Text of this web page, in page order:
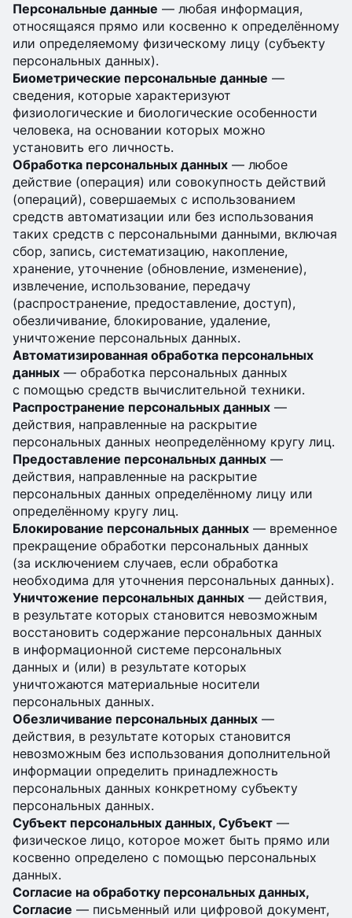
Персональные данные — любая информация,
относящаяся прямо или косвенно к определённому
или определяемому физическому лицу (субъекту
персональных данных).
Биометрические персональные данные —
сведения, которые характеризуют
физиологические и биологические особенности
человека, на основании которых можно
установить его личность.
Обработка персональных данных — любое
действие (операция) или совокупность действий
(операций), совершаемых с использованием
средств автоматизации или без использования
таких средств с персональными данными, включая
сбор, запись, систематизацию, накопление,
хранение, уточнение (обновление, изменение),
извлечение, использование, передачу
(распространение, предоставление, доступ),
обезличивание, блокирование, удаление,
уничтожение персональных данных.
Автоматизированная обработка персональных
данных — обработка персональных данных
с помощью средств вычислительной техники.
Распространение персональных данных —
действия, направленные на раскрытие
персональных данных неопределённому кругу лиц.
Предоставление персональных данных —
действия, направленные на раскрытие
персональных данных определённому лицу или
определённому кругу лиц.
Блокирование персональных данных — временное
прекращение обработки персональных данных
(за исключением случаев, если обработка
необходима для уточнения персональных данных).
Уничтожение персональных данных — действия,
в результате которых становится невозможным
восстановить содержание персональных данных
в информационной системе персональных
данных и (или) в результате которых
уничтожаются материальные носители
персональных данных.
Обезличивание персональных данных —
действия, в результате которых становится
невозможным без использования дополнительной
информации определить принадлежность
персональных данных конкретному субъекту
персональных данных.
Субъект персональных данных, Субъект —
физическое лицо, которое может быть прямо или
косвенно определено с помощью персональных
данных.
Согласие на обработку персональных данных,
Согласие — письменный или цифровой документ,